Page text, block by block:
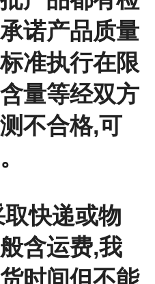
诺产品质量
准执行在限
量等经双方
不合格,可
快递或物
含运费,我
时间但不能